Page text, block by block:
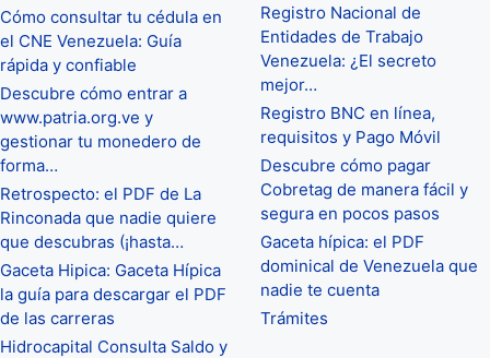
Cómo consultar tu cédula en
el CNE Venezuela: Guía
rápida y confiable
Descubre cómo entrar a
www.patria.org.ve y
gestionar tu monedero de
forma…
Retrospecto: el PDF de La
Rinconada que nadie quiere
que descubras (¡hasta…
Gaceta Hipica: Gaceta Hípica
la guía para descargar el PDF
de las carreras
Hidrocapital Consulta Saldo y
Registro Nacional de
Entidades de Trabajo
Venezuela: ¿El secreto
mejor…
Registro BNC en línea,
requisitos y Pago Móvil
Descubre cómo pagar
Cobretag de manera fácil y
segura en pocos pasos
Gaceta hípica: el PDF
dominical de Venezuela que
nadie te cuenta
Trámites